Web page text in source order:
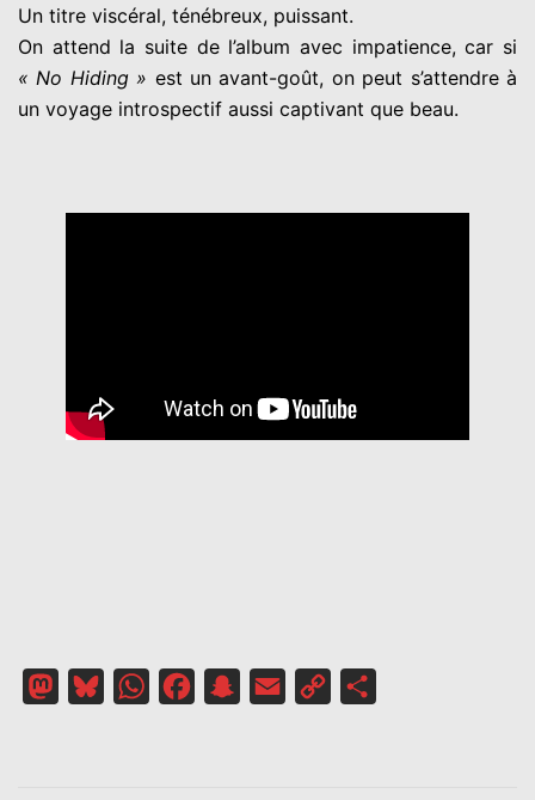
Un titre viscéral, ténébreux, puissant.
On attend la suite de l’album avec impatience, car si
« No Hiding » est un avant-goût, on peut s’attendre à
un voyage introspectif aussi captivant que beau.
MastodonBlueskyWhatsAppFacebookSnapchat
Email
Copy